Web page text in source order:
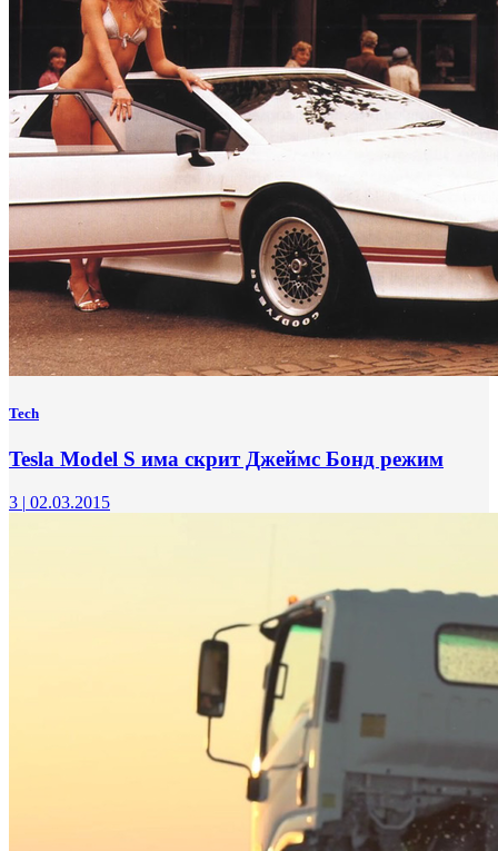
Tech
Tesla Model S има скрит Джеймс Бонд режим
3 | 02.03.2015